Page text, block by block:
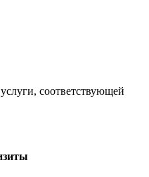
соответствующей